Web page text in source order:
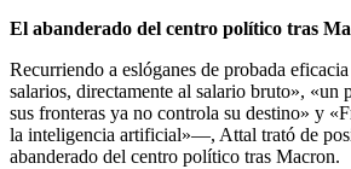
El abanderado del centro político tras
Recurriendo a eslóganes de probada
salarios, directamente al salario bruto», «un
sus fronteras ya no controla su destino» y
la inteligencia artificial»—, Attal trató de
abanderado del centro político tras Macron.